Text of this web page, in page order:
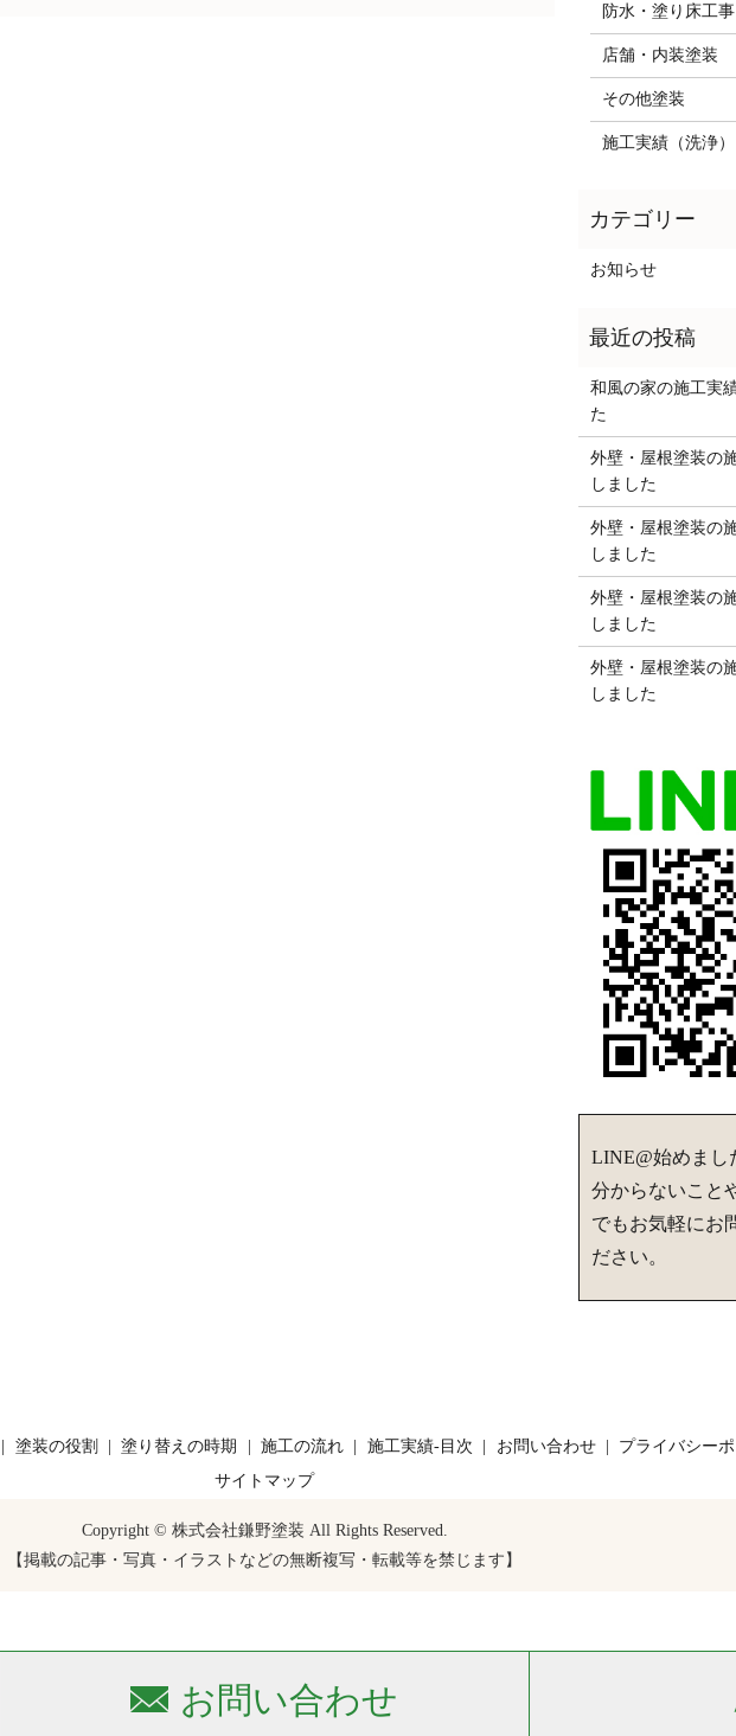
防水・塗り床工事
店舗・内装塗装
その他塗装
施工実績（洗浄）
お知らせ
和風の家の施工実
た
外壁・屋根塗装の
しました
外壁・屋根塗装の
しました
外壁・屋根塗装の
しました
外壁・屋根塗装の
しました
LINE@始めまし
分からないこと
でもお気軽にお
ださい。
お問い合わせ
塗装の役割 塗り替えの時期 施工の流れ 施工実績-目次 お問い合わせ
プライバシー
サイトマップ
Copyright © 株式会社鎌野塗装 All Rights Reserved.
【掲載の記事・写真・イラストなどの無断複写・転載等を禁じます】